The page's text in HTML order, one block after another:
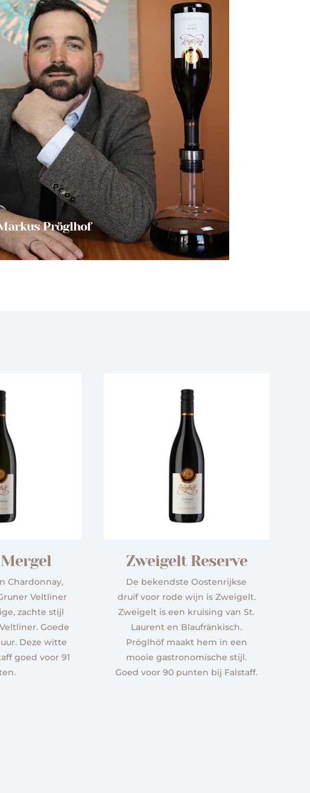
Pröglhof
Chardonnay,
Veltliner
zachte stijl
Goede
Deze witte
goed voor 91
Zweigelt Reserve
De bekendste Oostenrijkse
druif voor rode wijn is Zweigelt.
Zweigelt is een kruising van St.
Laurent en Blaufränkisch.
Pröglhöf maakt hem in een
mooie gastronomische stijl.
Goed voor 90 punten bij Falstaff.